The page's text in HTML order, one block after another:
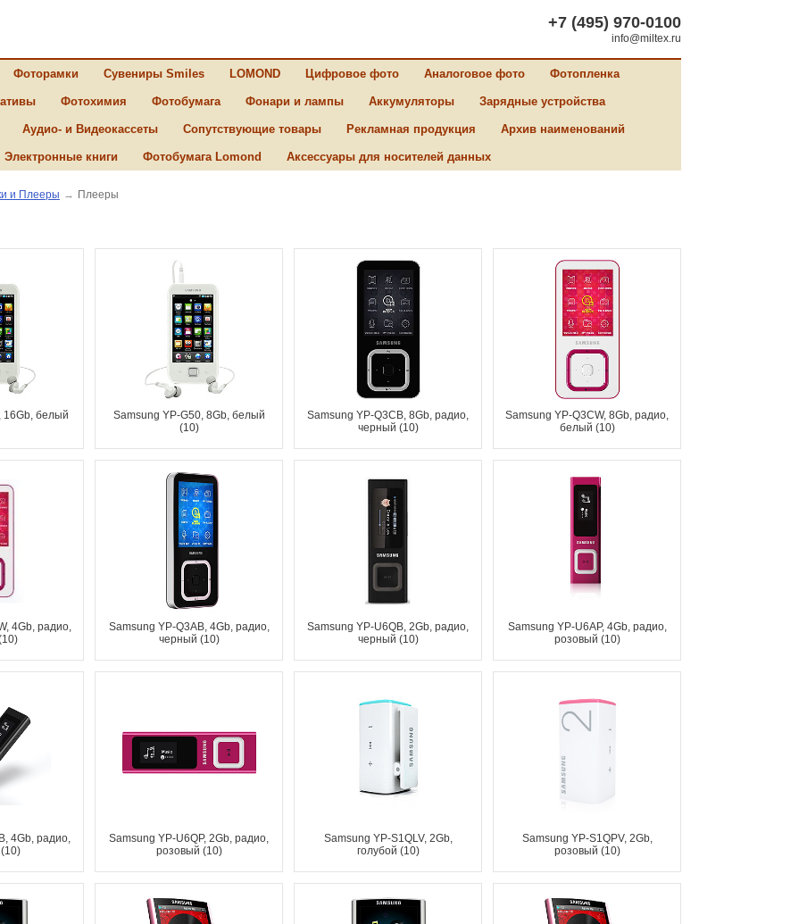
+7 (495) 970-0100
info@miltex.ru
Фоторамки Сувениры Smiles LOMOND Цифровое фото Аналоговое фото Фотопленка
Фотохимия Фотобумага Фонари и лампы Аккумуляторы Зарядные устройства
Аудио- и Видеокассеты Сопутствующие товары Рекламная продукция Архив наименований
Электронные книги Фотобумага Lomond Аксессуары для носителей данных
и Плееры → Плееры
16Gb, белый
Samsung YP-G50, 8Gb, белый
(10)
Samsung YP-Q3CB, 8Gb, радио,
черный (10)
Samsung YP-Q3CW, 8Gb, радио,
белый (10)
4Gb, радио,
Samsung YP-Q3AB, 4Gb, радио,
черный (10)
Samsung YP-U6QB, 2Gb, радио,
черный (10)
Samsung YP-U6AP, 4Gb, радио,
розовый (10)
4Gb, радио,
Samsung YP-U6QP, 2Gb, радио,
розовый (10)
Samsung YP-S1QLV, 2Gb,
голубой (10)
Samsung YP-S1QPV, 2Gb,
розовый (10)